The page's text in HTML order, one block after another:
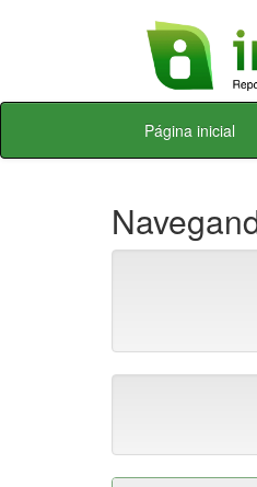
Skip
Página inicial